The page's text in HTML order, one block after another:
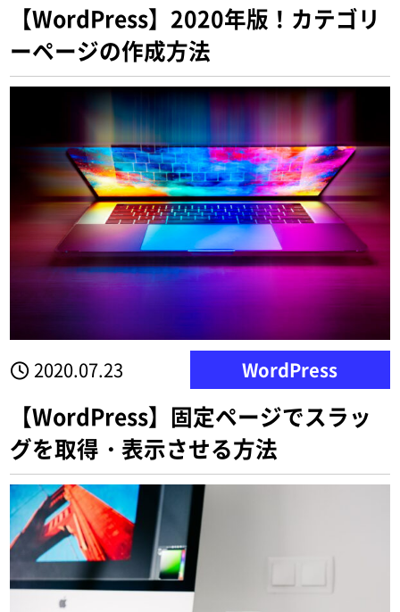
【WordPress】2020年版！カテゴリ
ーページの作成方法
2020.07.23 WordPress
【WordPress】固定ページでスラッ
グを取得・表示させる方法